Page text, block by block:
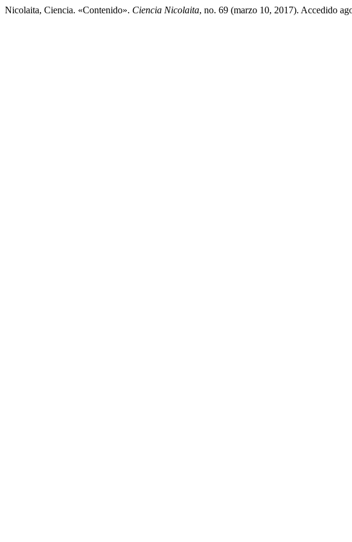
Nicolaita, Ciencia. «Contenido». Ciencia Nicolaita, no. 69 (marzo 10, 2017). Accedido